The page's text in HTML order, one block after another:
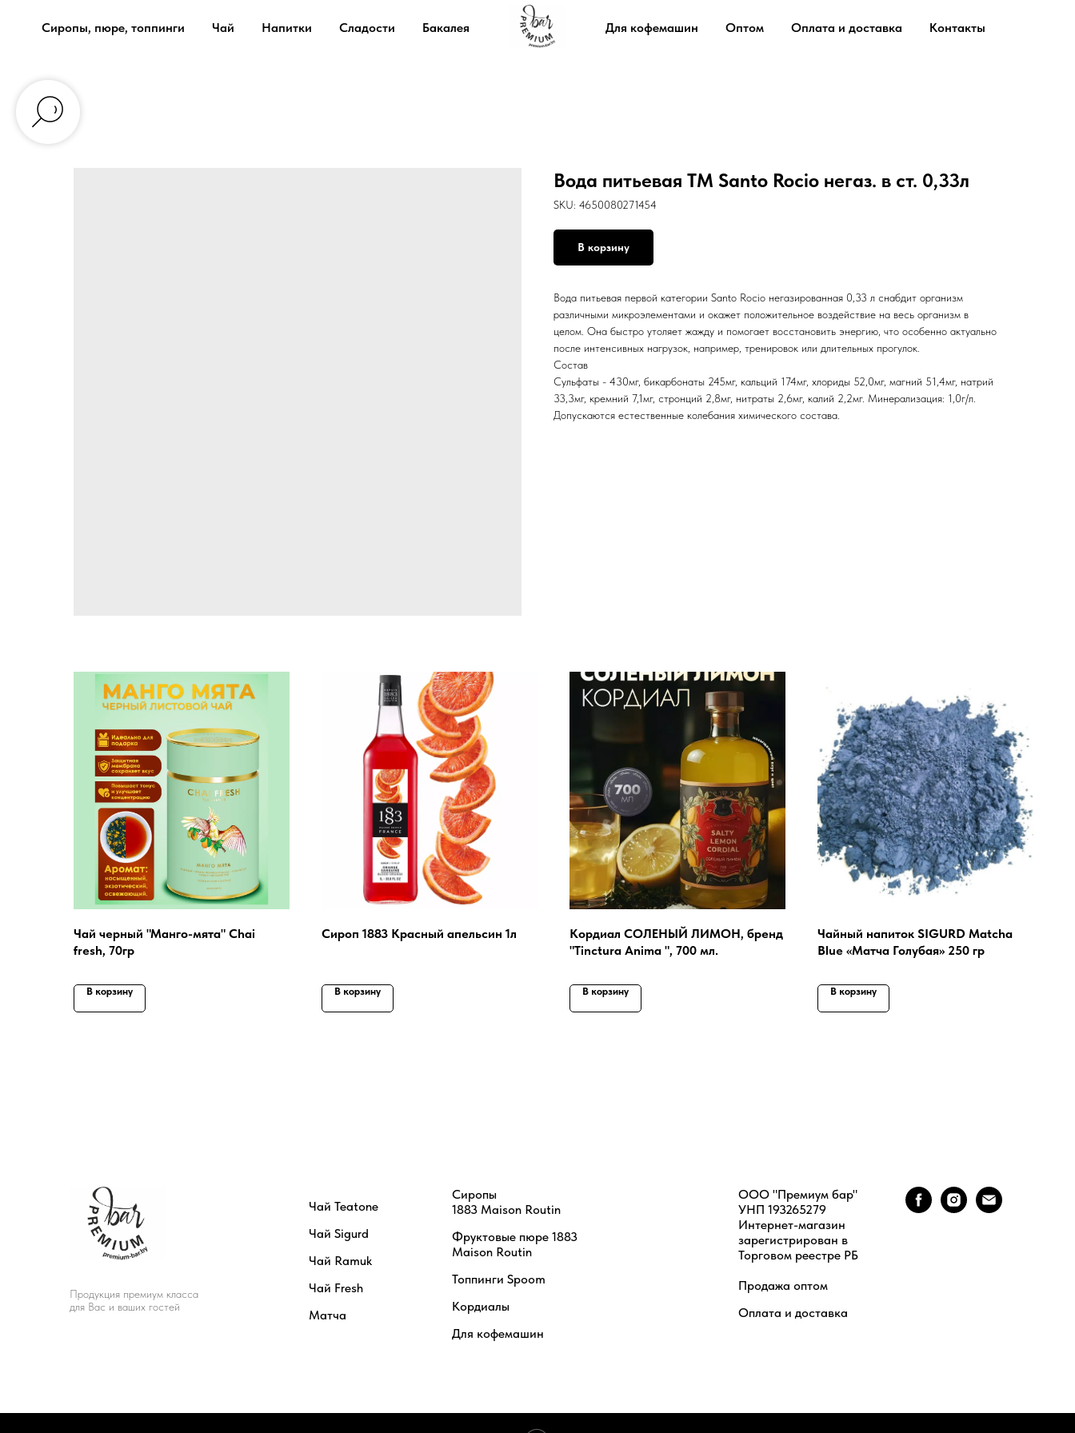
Сиропы, пюре, топпинги Чай Напитки Сладости Бакалея Для кофемашин Оптом Оплата и доставка Контакты
Вода питьевая ТМ Santo Rocio негаз. в ст. 0,33л
SKU: 4650080271454
В корзину
Вода питьевая первой категории Santo Rocio негазированная 0,33 л снабдит организм
различными микроэлементами и окажет положительное воздействие на весь организм в
целом. Она быстро утоляет жажду и помогает восстановить энергию, что особенно актуально
после интенсивных нагрузок, например, тренировок или длительных прогулок.
Состав
Сульфаты - 430мг, бикарбонаты 245мг, кальций 174мг, хлориды 52,0мг, магний 51,4мг, натрий
33,3мг, кремний 7,1мг, стронций 2,8мг, нитраты 2,6мг, калий 2,2мг. Минерализация: 1,0г/л.
Допускаются естественные колебания химического состава.
Чай черный "Манго-мята" Chai
fresh, 70гр
В корзину
Сироп 1883 Красный апельсин 1л
В корзину
Кордиал СОЛЕНЫЙ ЛИМОН, бренд
"Tinctura Anima ", 700 мл.
В корзину
Чайный напиток SIGURD Matcha
Blue «Матча Голубая» 250 гр
В корзину
Продукция премиум класса
для Вас и ваших гостей
Чай Teatone
Чай Sigurd
Чай Ramuk
Чай Fresh
Матча
Сиропы
1883 Maison Routin
Фруктовые пюре 1883
Maison Routin
Топпинги Spoom
Кордиалы
Для кофемашин
ООО "Премиум бар"
УНП 193265279
Интернет-магазин
зарегистрирован в
Торговом реестре РБ
Продажа оптом
Оплата и доставка